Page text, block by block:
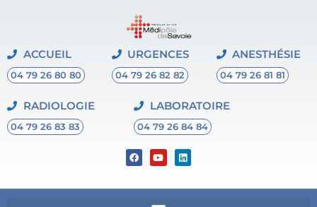
ACCUEIL
04 79 26 80 80
URGENCES
04 79 26 82 82
ANESTHÉSIE
04 79 26 81 81
RADIOLOGIE
04 79 26 83 83
LABORATOIRE
04 79 26 84 84
F
a
b
Y
o
u
L
i
e